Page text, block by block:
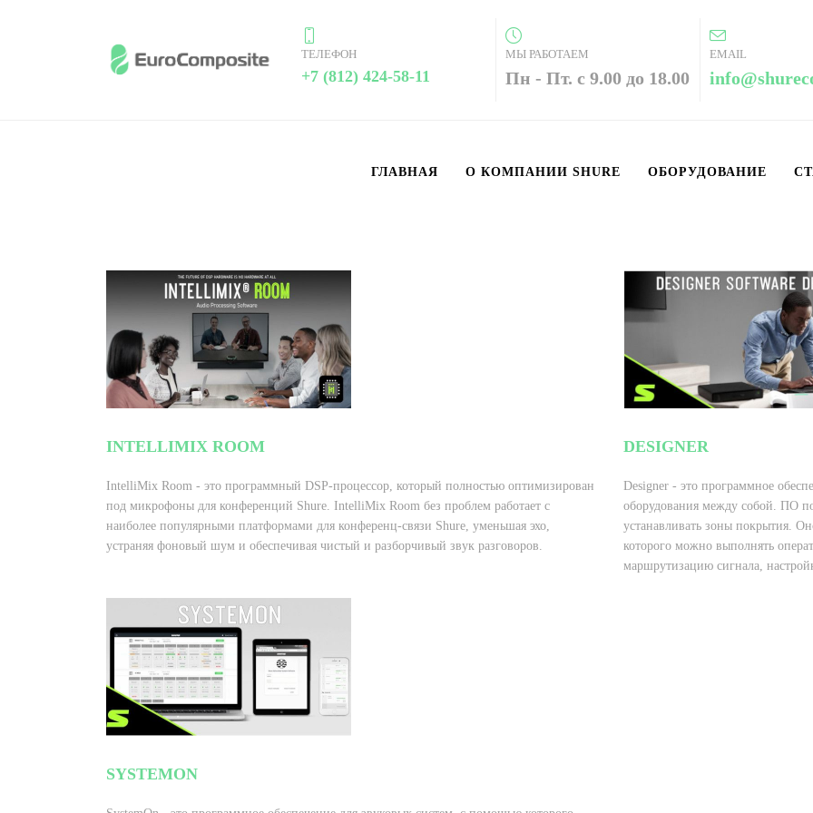
ТЕЛЕФОН
+7 (812) 424-58-11
МЫ РАБОТАЕМ
Пн - Пт. с 9.00 до 18.00
EMAIL
ГЛАВНАЯ О КОМПАНИИ SHURE ОБОРУДОВАНИЕ
INTELLIMIX ROOM
IntelliMix Room - это программный DSP-процессор, который полностью оптимизирован
под микрофоны для конференций Shure. IntelliMix Room без проблем работает с
наиболее популярными платформами для конференц-связи Shure, уменьшая эхо,
устраняя фоновый шум и обеспечивая чистый и разборчивый звук разговоров.
DESIGNER
Designer - это программное
оборудования между собой. ПО
устанавливать зоны покрытия.
которого можно выполнять
маршрутизацию сигнала,
SYSTEMON